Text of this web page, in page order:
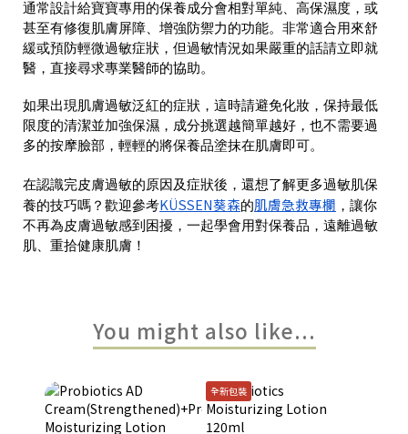
通常設計給寶寶專用的保養成分會相對單純、高保濕度，或
甚至有修復肌膚屏障、增強防禦力的功能。非常適合用來舒
緩或預防輕微過敏症狀，但過敏情況如果嚴重的話請立即就
醫，直接尋求專業醫師的協助。
如果出現肌膚過敏泛紅的症狀，這時請避免化妝，保持最低
限度的清潔並加強保濕，成分挑選越簡單越好，也不需要過
多的按摩臉部，輕輕的將保養品塗抹在肌膚即可。
在認識完皮膚過敏的原因及症狀後，還想了解更多過敏肌保
養的技巧嗎？歡迎參考KÜSSEN葵森的肌膚急救專欄 ，讓你
不再為皮膚過敏感到困擾，一起學會用對保養品，遠離過敏
肌、重拾健康肌膚！
You might also like...
全新包裝